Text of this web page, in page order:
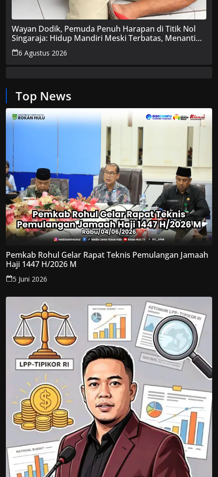
Wayan Dodik, Pemuda Penuh Harapan di Titik Nol
Singaraja: Hidup Mandiri Meski Terbatas, Menanti
Uluran Tangan Pemerintah
6 Agustus 2026
Top News
Pemkab Rohul Gelar Rapat Teknis Pemulangan Jamaah
Haji 1447 H/2026 M
5 Juni 2026